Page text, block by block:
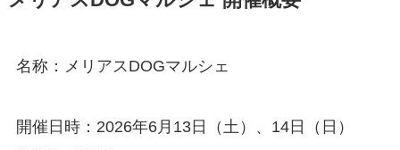
名称：メリアスDOGマルシェ
開催日時：2026年6月13日（土）、14日（日）